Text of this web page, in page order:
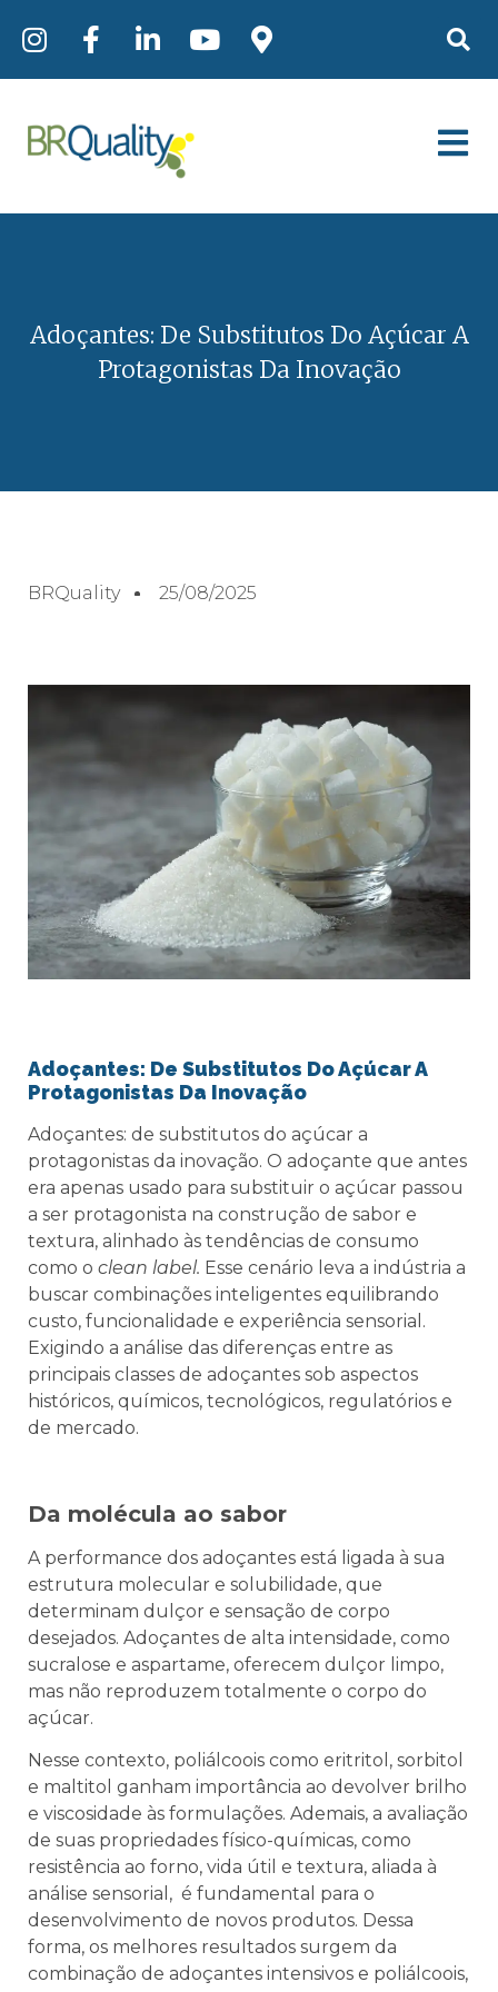
Adoçantes: De Substitutos Do Açúcar A
Protagonistas Da Inovação
BRQuality 25/08/2025
Adoçantes: De Substitutos Do Açúcar A
Protagonistas Da Inovação
Adoçantes: de substitutos do açúcar a
protagonistas da inovação. O adoçante que antes
era apenas usado para substituir o açúcar passou
a ser protagonista na construção de sabor e
textura, alinhado às tendências de consumo
como o clean label. Esse cenário leva a indústria a
buscar combinações inteligentes equilibrando
custo, funcionalidade e experiência sensorial.
Exigindo a análise das diferenças entre as
principais classes de adoçantes sob aspectos
históricos, químicos, tecnológicos, regulatórios e
de mercado.
Da molécula ao sabor
A performance dos adoçantes está ligada à sua
estrutura molecular e solubilidade, que
determinam dulçor e sensação de corpo
desejados. Adoçantes de alta intensidade, como
sucralose e aspartame, oferecem dulçor limpo,
mas não reproduzem totalmente o corpo do
açúcar.
Nesse contexto, poliálcoois como eritritol, sorbitol
e maltitol ganham importância ao devolver brilho
e viscosidade às formulações. Ademais, a avaliação
de suas propriedades físico-químicas, como
resistência ao forno, vida útil e textura, aliada à
análise sensorial, é fundamental para o
desenvolvimento de novos produtos. Dessa
forma, os melhores resultados surgem da
combinação de adoçantes intensivos e poliálcoois,